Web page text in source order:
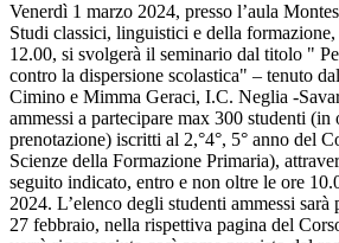
Venerdì 1 marzo 2024, presso l’aula
Studi classici, linguistici e della
12.00, si svolgerà il seminario dal titolo "
contro la dispersione scolastica" – tenuto
Cimino e Mimma Geraci, I.C. Neglia -
ammessi a partecipare max 300 studenti
prenotazione) iscritti al 2,°4°, 5° anno del
Scienze della Formazione Primaria),
seguito indicato, entro e non oltre le ore
2024. L’elenco degli studenti ammessi
27 febbraio, nella rispettiva pagina del